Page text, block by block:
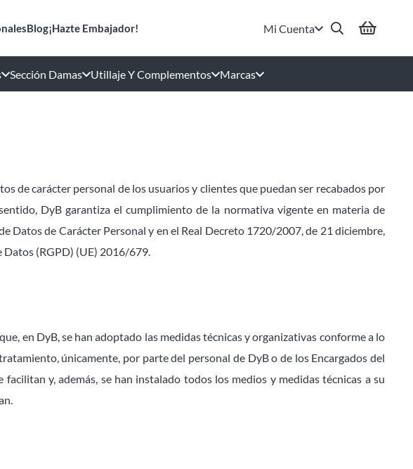
Blog¡Hazte Embajador! Mi Cuenta
Sección Damas Utillaje Y Complementos Marcas
de carácter personal de los usuarios y clientes que puedan ser recabados por
DyB garantiza el cumplimiento de la normativa vigente en materia de
Datos de Carácter Personal y en el Real Decreto 1720/2007, de 21 diciembre,
Datos (RGPD) (UE) 2016/679.
en DyB, se han adoptado las medidas técnicas y organizativas conforme a lo
únicamente, por parte del personal de DyB o de los Encargados del
y, además, se han instalado todos los medios y medidas técnicas a su